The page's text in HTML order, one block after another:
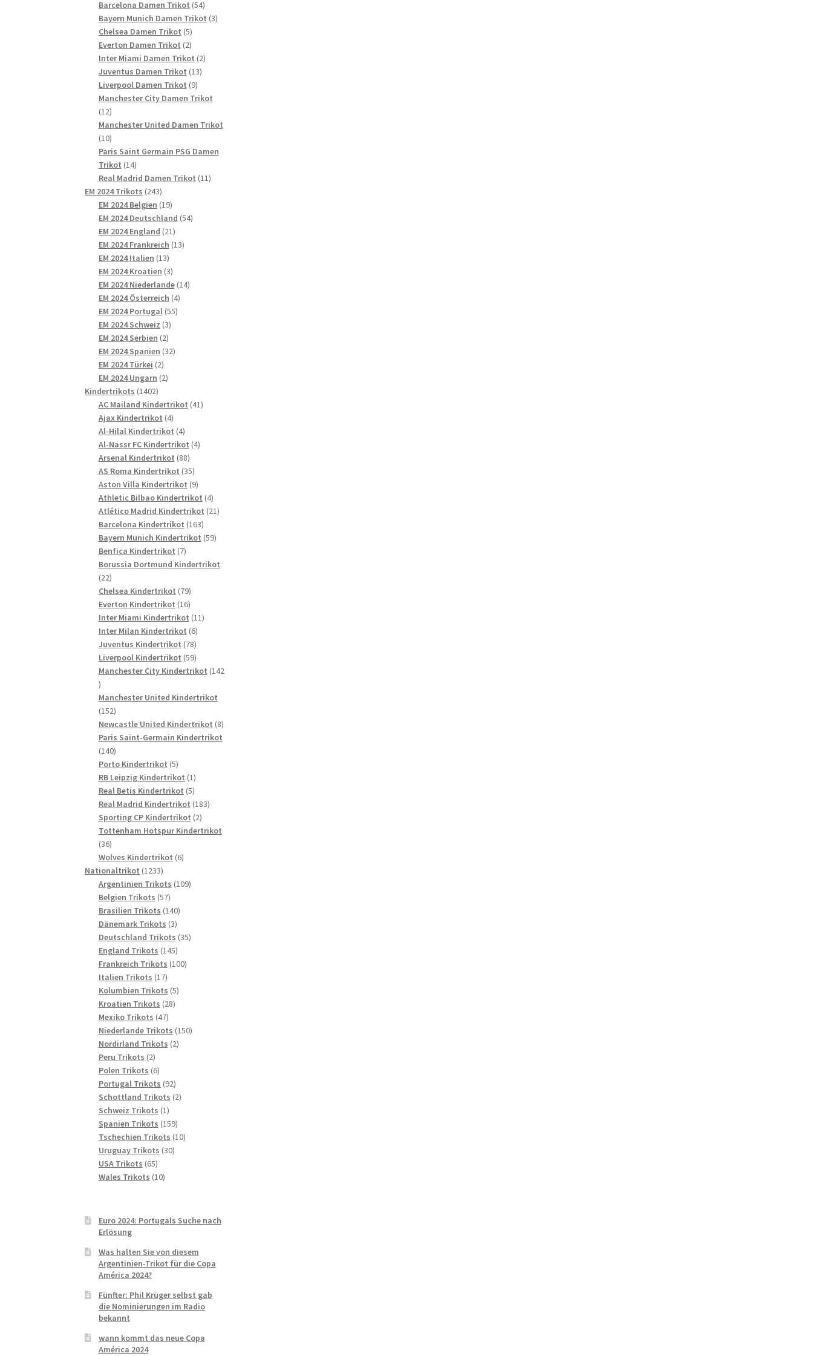
Barcelona Damen Trikot 5454
Produkte
Bayern Munich Damen Trikot 33
Chelsea Damen Trikot 55
Produkte
Everton Damen Trikot 22
Produkte
Inter Miami Damen Trikot 22
Juventus Damen Trikot 1313
Liverpool Damen Trikot 99
Produkte
Manchester City Damen Trikot
1212
Produkte
Manchester United Damen Trikot
1010
Produkte
Paris Saint Germain PSG Damen
Trikot 1414
Produkte
Real Madrid Damen Trikot 1111
EM 2024 Trikots 243243
Produkte
EM 2024 Belgien 1919
Produkte
EM 2024 Deutschland 5454
EM 2024 England 2121
Produkte
EM 2024 Frankreich 1313
EM 2024 Italien 1313
Produkte
EM 2024 Kroatien 33
Produkte
EM 2024 Niederlande 1414
EM 2024 Österreich 44
Produkte
EM 2024 Portugal 5555
EM 2024 Schweiz 33
Produkte
EM 2024 Serbien 22
Produkte
EM 2024 Spanien 3232
EM 2024 Türkei 22
Produkte
EM 2024 Ungarn 22
Kindertrikots 14021402
Produkte
AC Mailand Kindertrikot 4141
Ajax Kindertrikot 44
Produkte
Al-Hilal Kindertrikot 44
Produkte
Al-Nassr FC Kindertrikot 44
Arsenal Kindertrikot 8888
Produkte
AS Roma Kindertrikot 3535
Produkte
Aston Villa Kindertrikot 99
Produkte
Athletic Bilbao Kindertrikot 44
Produkte
Atlético Madrid Kindertrikot 2121
Barcelona Kindertrikot 163163
Produkte
Bayern Munich Kindertrikot 5959
Benfica Kindertrikot 77
Produkte
Borussia Dortmund Kindertrikot
2222
Produkte
Chelsea Kindertrikot 7979
Produkte
Everton Kindertrikot 1616
Produkte
Inter Miami Kindertrikot 1111
Inter Milan Kindertrikot 66
Produkte
Juventus Kindertrikot 7878
Produkte
Liverpool Kindertrikot 5959
Produkte
Manchester City Kindertrikot 142
142
Produkte
Manchester United Kindertrikot
152152
Produkte
Newcastle United Kindertrikot 88
Produkte
Paris Saint-Germain Kindertrikot
140140
Produkte
Porto Kindertrikot 55
Produkte
RB Leipzig Kindertrikot 11
Produkt
Real Betis Kindertrikot 55
Produkte
Real Madrid Kindertrikot 183183
Sporting CP Kindertrikot 22
Produkte
Tottenham Hotspur Kindertrikot
3636
Produkte
Wolves Kindertrikot 66
Nationaltrikot 12331233
Produkte
Argentinien Trikots 109109
Belgien Trikots 5757
Produkte
Brasilien Trikots 140140
Dänemark Trikots 33
Produkte
Deutschland Trikots 3535
England Trikots 145145
Produkte
Frankreich Trikots 100100
Italien Trikots 1717
Produkte
Kolumbien Trikots 55
Kroatien Trikots 2828
Mexiko Trikots 4747
Produkte
Niederlande Trikots 150150
Nordirland Trikots 22
Peru Trikots 22
Produkte
Polen Trikots 66
Produkte
Portugal Trikots 9292
Produkte
Schottland Trikots 22
Schweiz Trikots 11
Produkt
Spanien Trikots 159159
Produkte
Tschechien Trikots 1010
Uruguay Trikots 3030
USA Trikots 6565
Produkte
Wales Trikots 1010
Euro 2024: Portugals Suche nach
Erlösung
Was halten Sie von diesem
Argentinien-Trikot für die Copa
América 2024?
Fünfter: Phil Krüger selbst gab
die Nominierungen im Radio
bekannt
wann kommt das neue Copa
América 2024